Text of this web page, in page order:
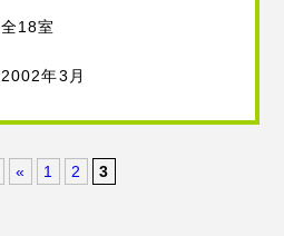
全18室
2002年3月
« 1 2 3